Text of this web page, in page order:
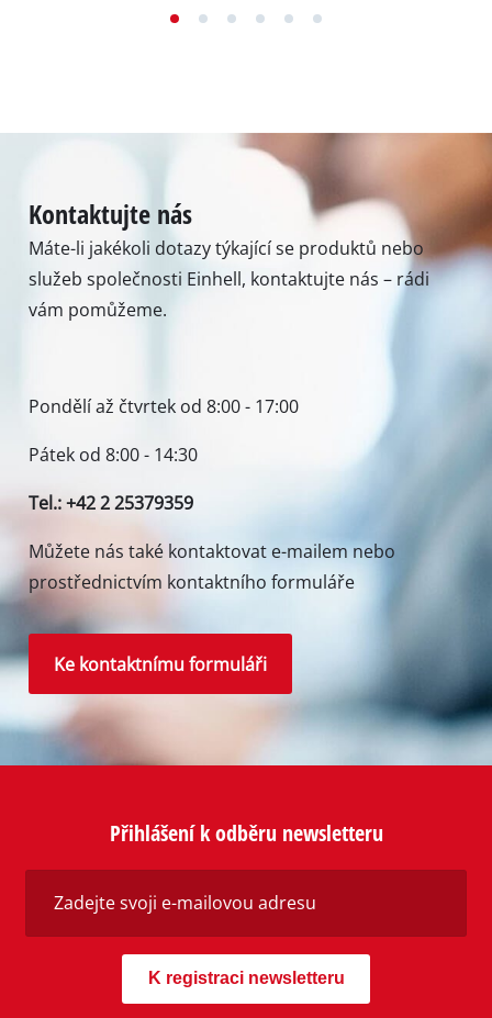
Kontaktujte nás
Máte-li jakékoli dotazy týkající se produktů nebo
služeb společnosti Einhell, kontaktujte nás – rádi
vám pomůžeme.
Pondělí až čtvrtek od 8:00 - 17:00
Pátek od 8:00 - 14:30
Tel.: +42 2 25379359
Můžete nás také kontaktovat e-mailem nebo
prostřednictvím kontaktního formuláře
Ke kontaktnímu formuláři
Přihlášení k odběru newsletteru
K registraci newsletteru